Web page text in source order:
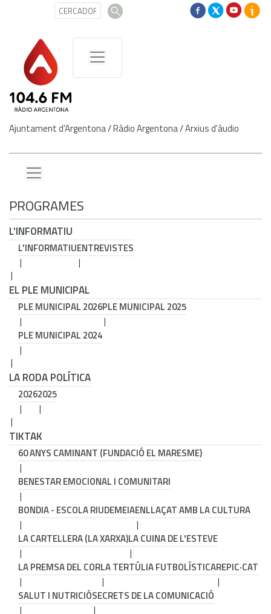
Ajuntament d'Argentona/Ràdio Argentona/Arxius d'àudio
PROGRAMES
L'INFORMATIU
L'INFORMATIUENTREVISTES
EL PLE MUNICIPAL
PLE MUNICIPAL 2026PLE MUNICIPAL 2025
PLE MUNICIPAL 2024
LA RODA POLÍTICA
20262025
TIKTAK
60 ANYS CAMINANT (FUNDACIÓ EL MARESME)
BENESTAR EMOCIONAL I COMUNITARI
BONDIA - ESCOLA RIUDEMEIAENLLAÇAT AMB LA CULTURA
LA CARTELLERA (LA XARXA)LA CUINA DE L'ESTEVE
LA PREMSA DEL CORLA TERTÚLIA FUTBOLÍSTICAREPIC·CAT
SALUT I NUTRICIÓSECRETS DE LA COMUNICACIÓ